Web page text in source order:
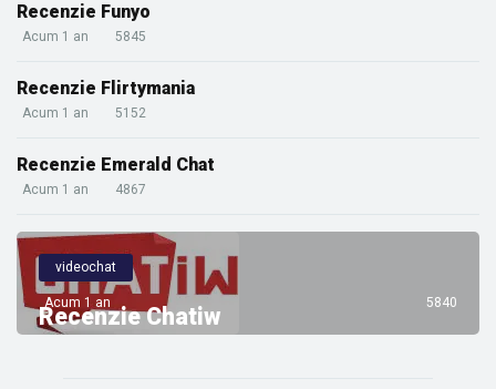
Recenzie Funyo
Acum 1 an 5845
Recenzie Flirtymania
Acum 1 an 5152
Recenzie Emerald Chat
Acum 1 an 4867
videochat
Recenzie Chatiw
Acum 1 an 5840